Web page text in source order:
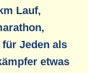
Lauf,
Jeden als
etwas